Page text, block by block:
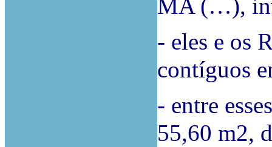
MA (…),
- eles e os
contíguos
- entre
55,60 m2,